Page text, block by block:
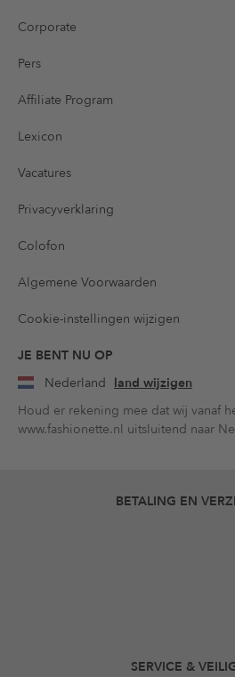
Corporate
Pers
Affiliate Program
Lexicon
Vacatures
Privacyverklaring
Colofon
Algemene Voorwaarden
Cookie-instellingen wijzigen
JE BENT NU OP
Nederland land wijzigen
Houd er rekening mee dat wij vanaf
www.fashionette.nl uitsluitend naar
BETALING EN
SERVICE &